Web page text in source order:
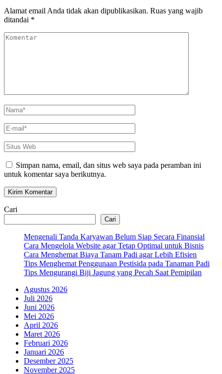
Alamat email Anda tidak akan dipublikasikan. Ruas yang wajib
ditandai *
Komentar
Nama*
E-
mail*
Situs
Web
Simpan nama, email, dan situs web saya pada peramban ini
untuk komentar saya berikutnya.
Cari
Cari
Mengenali Tanda Karyawan Belum Siap Secara Finansial
Cara Mengelola Website agar Tetap Optimal untuk Bisnis
Cara Menghemat Biaya Tanam Padi agar Lebih Efisien
Tips Menghemat Penggunaan Pestisida pada Tanaman Padi
Tips Mengurangi Biji Jagung yang Pecah Saat Pemipilan
Agustus 2026
Juli 2026
Juni 2026
Mei 2026
April 2026
Maret 2026
Februari 2026
Januari 2026
Desember 2025
November 2025